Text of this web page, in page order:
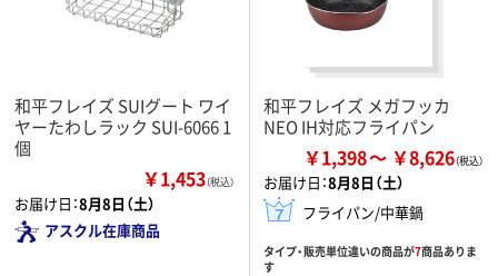
和平フレイズ SUIグート ワイ
ヤーたわしラック SUI-6066 1
個
￥1,453（税込）
お届け日：8月8日（土）
アスクル在庫商品
和平フレイズ メガフッカ
NEO IH対応フライパン
￥1,398 ￥8,626
お届け日：8月8日（土）
フライパン/中華鍋
タイプ・販売単位違いの商品が7商品ありま
す